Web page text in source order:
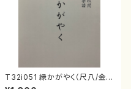
T32i051 緑かがやく（尺八/金
森高山/楽譜）都山流公刊楽譜曲